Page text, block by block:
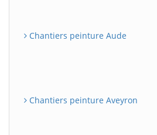
Chantiers peinture Aude
Chantiers peinture Aveyron